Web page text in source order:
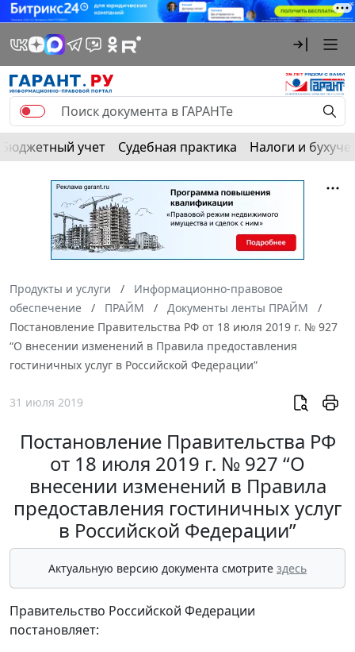
Бюджетный учет Судебная практика Налоги и
Продукты и услуги
Информационно-правовое
обеспечение
ПРАЙМ
Документы ленты ПРАЙМ
Постановление Правительства РФ от 18 июля 2019 г. № 927
“О внесении изменений в Правила предоставления
гостиничных услуг в Российской Федерации”
31 июля 2019
Постановление Правительства РФ
от 18 июля 2019 г. № 927 “О
внесении изменений в Правила
предоставления гостиничных услуг
в Российской Федерации”
Актуальную версию документа смотрите здесь
Правительство Российской Федерации
постановляет: